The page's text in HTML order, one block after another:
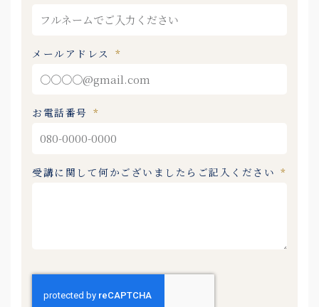
メールアドレス
お電話番号
受講に関して何かございましたらご記入ください